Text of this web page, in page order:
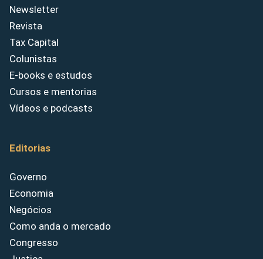
Newsletter
Revista
Tax Capital
Colunistas
E-books e estudos
Cursos e mentorias
Vídeos e podcasts
Editorias
Governo
Economia
Negócios
Como anda o mercado
Congresso